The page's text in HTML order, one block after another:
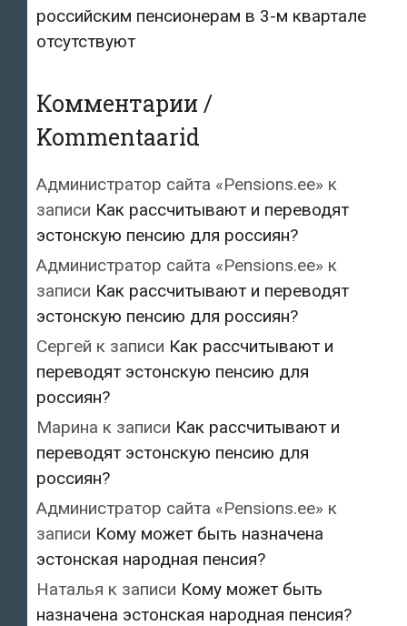
российским пенсионерам в 3-м квартале
отсутствуют
Комментарии /
Kommentaarid
Администратор сайта «Pensions.ee» к
записи Как рассчитывают и переводят
эстонскую пенсию для россиян?
Администратор сайта «Pensions.ee» к
записи Как рассчитывают и переводят
эстонскую пенсию для россиян?
Сергей к записи Как рассчитывают и
переводят эстонскую пенсию для
россиян?
Марина к записи Как рассчитывают и
переводят эстонскую пенсию для
россиян?
Администратор сайта «Pensions.ee» к
записи Кому может быть назначена
эстонская народная пенсия?
Наталья к записи Кому может быть
назначена эстонская народная пенсия?